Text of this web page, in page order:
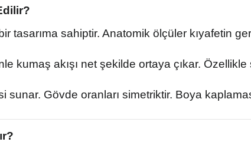
tasarıma sahiptir. Anatomik ölçüler kıyafetin
kumaş akışı net şekilde ortaya çıkar.
Gövde oranları simetriktir. Boya